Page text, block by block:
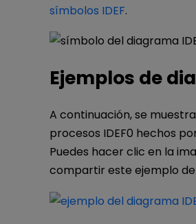
símbolos IDEF.
Ejemplos de
A continuación, se
procesos IDEF0 hechos
Puedes hacer clic en la
compartir este ejemplo de